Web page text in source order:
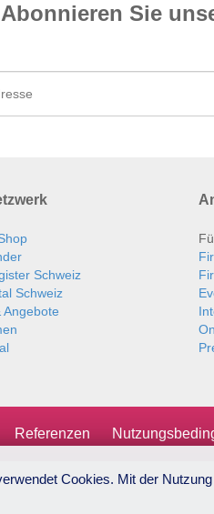
Abonnieren Sie
Schweiz
Schweiz
Angebote
Referenzen
Cookies. Mit der